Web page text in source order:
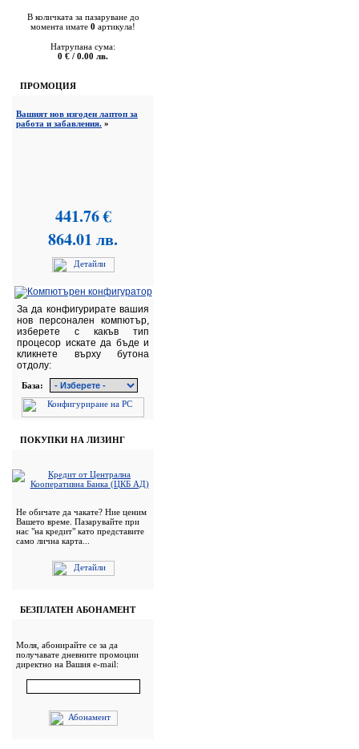
В количката за пазаруване до
момента имате 0 артикула!
Натрупана сума:
0 € / 0.00 лв.
ПРОМОЦИЯ
Вашият нов изгоден лаптоп за
работа и забавления. »
441.76 €
864.01 лв.
За да конфигурирате вашия
нов персонален компютър,
изберете с какъв тип
процесор искате да бъде и
кликнете върху бутона
отдолу:
База:
ПОКУПКИ НА ЛИЗИНГ
Не обичате да чакате? Ние ценим
Вашето време. Пазарувайте при
нас "на кредит" като представите
само лична карта...
БЕЗПЛАТЕН АБОНАМЕНТ
Моля, абонирайте се за да
получавате дневните промоции
директно на Вашия e-mail: